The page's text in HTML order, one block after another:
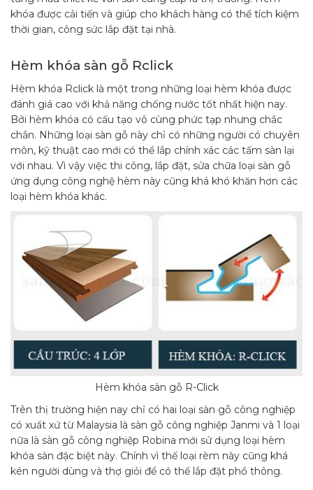
khóa được cải tiến và giúp cho khách hàng có thể tích kiệm
thời gian, công sức lắp đặt tại nhà.
Hèm khóa sàn gỗ Rclick
Hèm khóa Rclick là một trong những loại hèm khóa được
đánh giá cao với khả năng chống nước tốt nhất hiện nay.
Bởi hèm khóa có cấu tạo vô cùng phức tạp nhưng chắc
chắn. Những loại sàn gỗ này chỉ có những người có chuyên
môn, kỹ thuật cao mới có thể lắp chính xác các tấm sàn lại
với nhau. Vì vậy việc thi công, lắp đặt, sửa chữa loại sàn gỗ
ứng dụng công nghệ hèm này cũng khá khó khăn hơn các
loại hèm khóa khác.
Hèm khóa sàn gỗ R-Click
Trên thị trường hiện nay chỉ có hai loại sàn gỗ công nghiệp
có xuất xứ từ Malaysia là sàn gỗ công nghiệp Janmi và 1 loại
nữa là sàn gỗ công nghiệp Robina mới sử dụng loại hèm
khóa sàn đặc biệt này. Chính vì thế loại rèm này cũng khá
kén người dùng và thợ giỏi để có thể lắp đặt phổ thông.